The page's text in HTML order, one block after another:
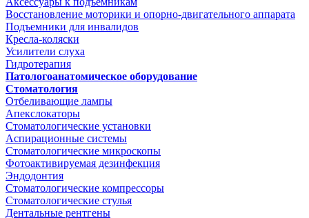
Восстановление моторики и опорно-двигательного аппарата
Подъемники для инвалидов
Кресла-коляски
Усилители слуха
Гидротерапия
Патологоанатомическое оборудование
Стоматология
Отбеливающие лампы
Апекслокаторы
Стоматологические установки
Аспирационные системы
Стоматологические микроскопы
Фотоактивируемая дезинфекция
Эндодонтия
Стоматологические компрессоры
Стоматологические стулья
Дентальные рентгены